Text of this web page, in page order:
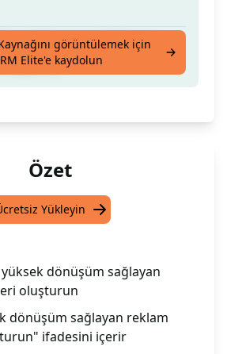
Dönüşüm Sağlayan
Oluşturun
görüntülemek için
Elite'e kaydolun
Özet
Yükleyin
dönüşüm sağlayan
oluşturun
dönüşüm sağlayan reklam
ifadesini içerir